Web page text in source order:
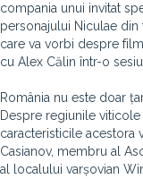
compania unui invitat
personajului Niculae din
care va vorbi despre
cu Alex Călin într-o
România nu este doar
Despre regiunile
caracteristicile acestora
Casianov, membru al
al localului varșovian